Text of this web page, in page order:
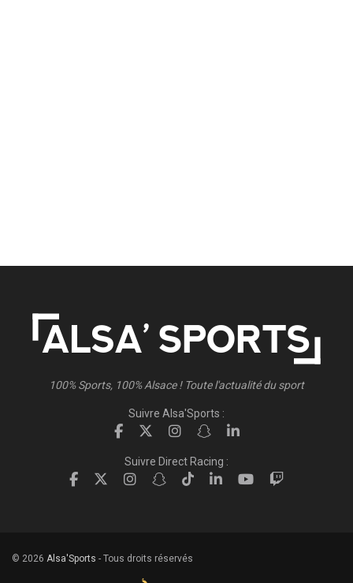
100% Sports, 100% Alsace ! Toute l'actualité du sport
Suivre Alsa'Sports :
Suivre Direct Racing :
© 2026 Alsa'Sports - Tous droits réservés